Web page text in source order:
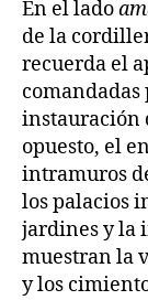
En el lado
de la
recuerda el
instauración
opuesto, el
intramuros
los palacios
jardines y la
muestran la
y los